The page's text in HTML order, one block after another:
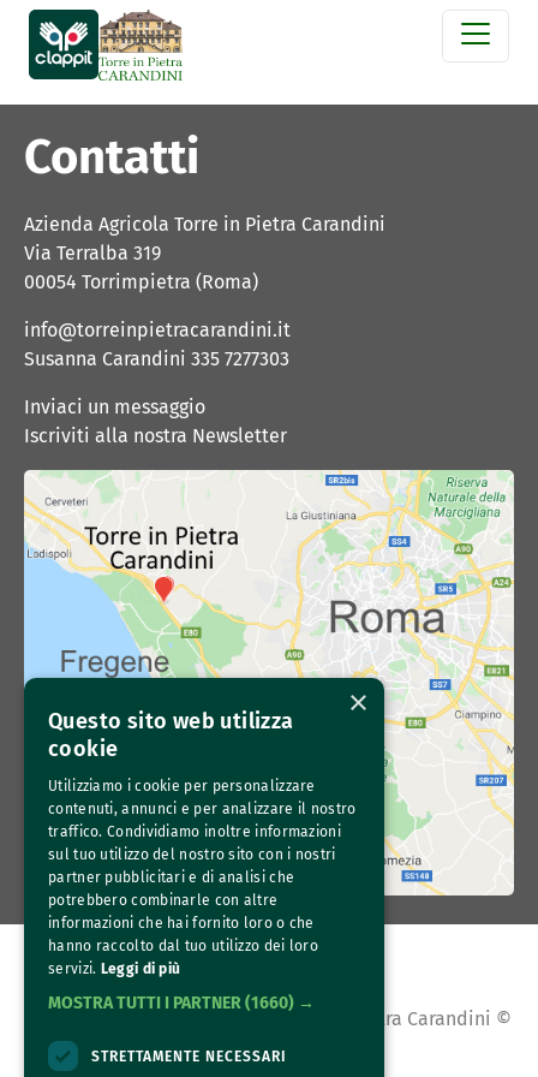
Contatti
Azienda Agricola Torre in Pietra Carandini
Via Terralba 319
00054 Torrimpietra (Roma)
info@torreinpietracarandini.it
Susanna Carandini 335 7277303
Inviaci un messaggio
Iscriviti alla nostra Newsletter
All content copyright Az. Agr. Torre in Pietra Carandini ©
2026
×
Questo sito web utilizza
cookie
Utilizziamo i cookie per personalizzare
contenuti, annunci e per analizzare il nostro
traffico. Condividiamo inoltre informazioni
sul tuo utilizzo del nostro sito con i nostri
partner pubblicitari e di analisi che
potrebbero combinarle con altre
informazioni che hai fornito loro o che
hanno raccolto dal tuo utilizzo dei loro
servizi. Leggi di più
MOSTRA TUTTI I PARTNER(1660) →
STRETTAMENTE NECESSARI